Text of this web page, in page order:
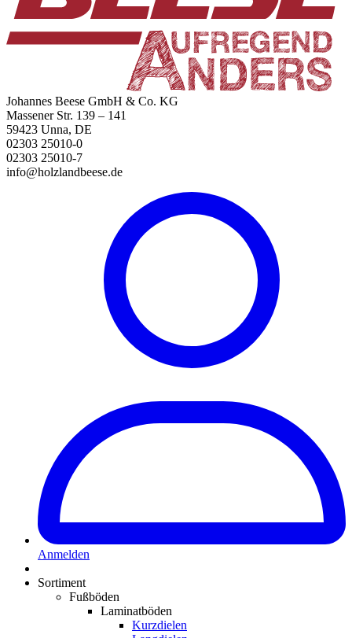
Johannes Beese GmbH & Co. KG
Massener Str. 139 – 141
59423 Unna, DE
02303 25010-0
02303 25010-7
info@holzlandbeese.de
Anmelden
Sortiment
Fußböden
Laminatböden
Kurzdielen